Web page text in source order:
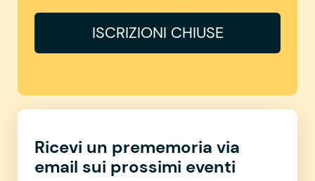
ISCRIZIONI CHIUSE
Ricevi un prememoria via
email sui prossimi eventi